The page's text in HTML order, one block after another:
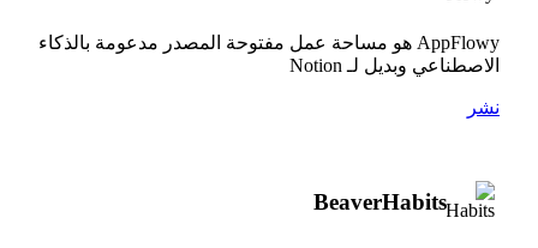
AppFlowy هو مساحة عمل مفتوحة المصدر مدعومة بالذكاء
الاصطناعي وبديل لـ Notion
نشر
BeaverHabits